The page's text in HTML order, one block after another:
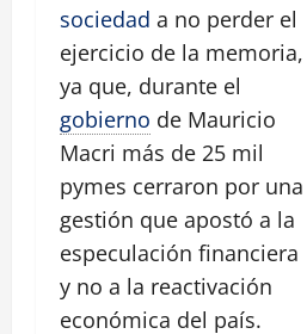
sociedad a no perder el
ejercicio de la memoria,
ya que, durante el
gobierno de Mauricio
Macri más de 25 mil
pymes cerraron por una
gestión que apostó a la
especulación financiera
y no a la reactivación
económica del país.